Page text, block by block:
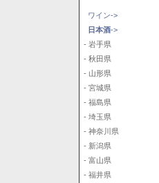
ワイン->
日本酒->
- 岩手県
- 秋田県
- 山形県
- 宮城県
- 福島県
- 埼玉県
- 神奈川県
- 新潟県
- 富山県
- 福井県